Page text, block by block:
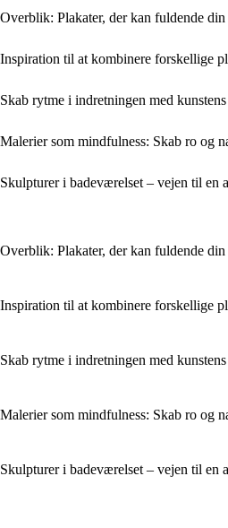
Overblik: Plakater, der kan fuldende
Inspiration til at kombinere forskellige
Skab rytme i indretningen med
Malerier som mindfulness: Skab ro og
Skulpturer i badeværelset – vejen til en
Overblik: Plakater, der kan fuldende
Inspiration til at kombinere forskellige
Skab rytme i indretningen med
Malerier som mindfulness: Skab ro og
Skulpturer i badeværelset – vejen til en